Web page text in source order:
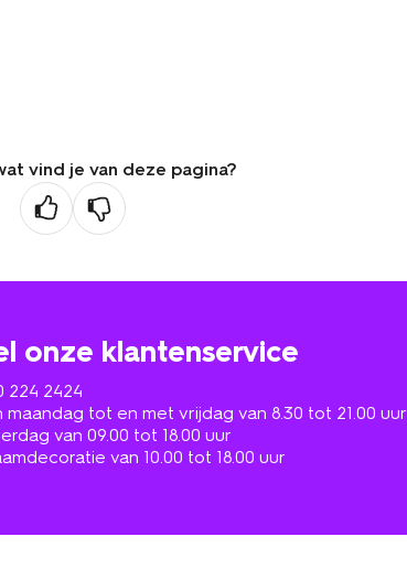
vind je van deze pagina?
onze klantenservice
224 2424
maandag tot en met vrijdag van 8.30 tot 21.00 uur
van 09.00 tot 18.00 uur
van 10.00 tot 18.00 uur